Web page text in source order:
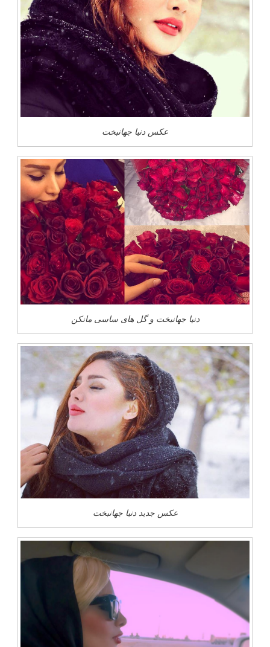
عکس دنیا جهانبخت
دنیا جهانبخت و گل های ساسی مانکن
عکس جدید دنیا جهانبخت